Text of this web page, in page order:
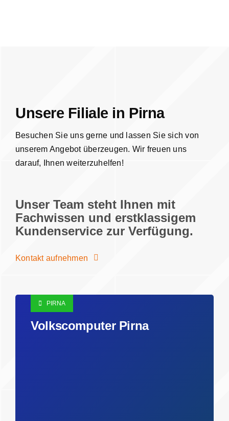
Unsere Filiale in Pirna
Besuchen Sie uns gerne und lassen Sie sich von
unserem Angebot überzeugen. Wir freuen uns
darauf, Ihnen weiterzuhelfen!
Unser Team steht Ihnen mit
Fachwissen und erstklassigem
Kundenservice zur Verfügung.
Kontakt aufnehmen
PIRNA
Volkscomputer Pirna